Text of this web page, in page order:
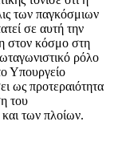
των παγκόσμιων
σε αυτή την
στον κόσμο στη
ρόλο
Υπουργείο
ως προτεραιότητα
του
των πλοίων.